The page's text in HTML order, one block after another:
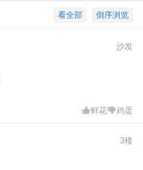
倒序浏览
看全部
沙发
鲜花 鸡蛋
3楼